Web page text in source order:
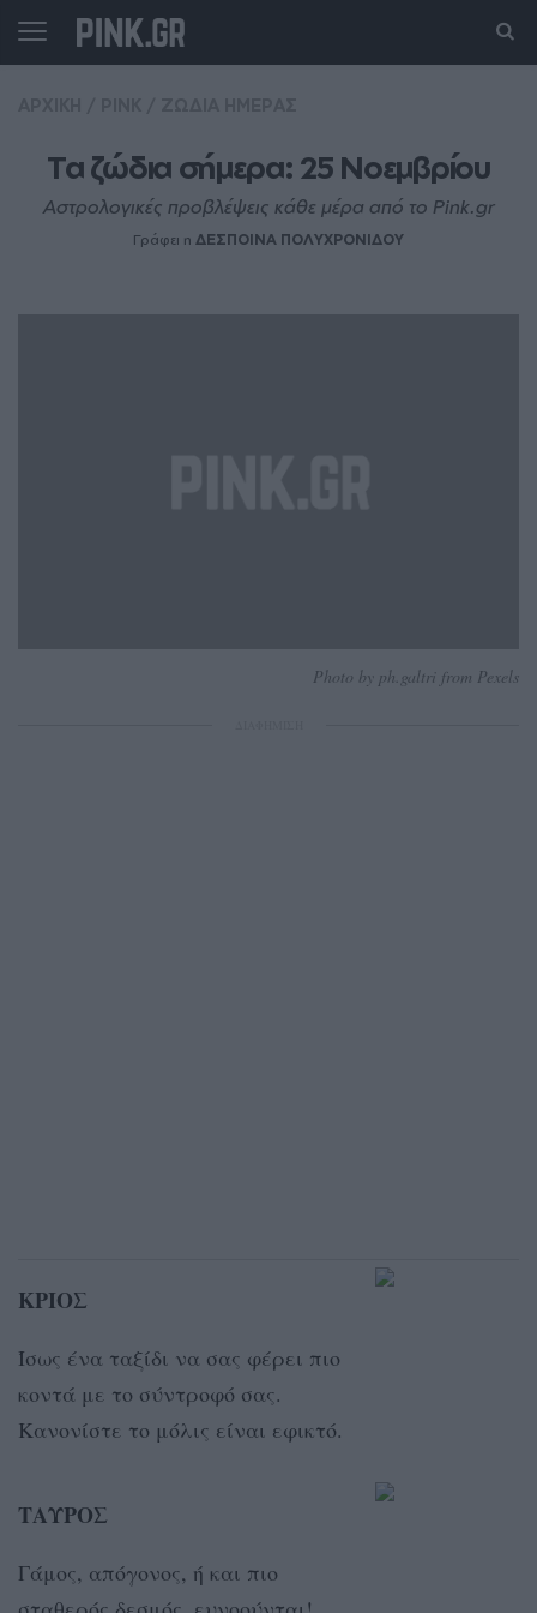
Τα ζώδια σήμερα: 25 Νοεμβρίου
Αστρολογικές προβλέψεις κάθε μέρα από το Pink.gr
Γράφει η ΔΕΣΠΟΙΝΑ ΠΟΛΥΧΡΟΝΙΔΟΥ
Photo by ph.galtri from Pexels
ΚΡΙΟΣ
Ίσως ένα ταξίδι να σας φέρει πιο
κοντά με το σύντροφό σας.
Κανονίστε το μόλις είναι εφικτό.
ΤΑΥΡΟΣ
Γάμος, απόγονος, ή και πιο